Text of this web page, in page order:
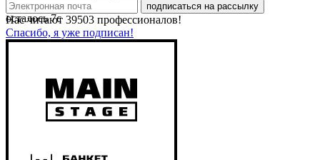
подписаться на рассылку
Нас читают 39503 профессионалов!
Спасибо, я уже подписан!
осталось7с